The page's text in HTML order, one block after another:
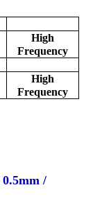
High
Frequency
High
Frequency
0.5mm /